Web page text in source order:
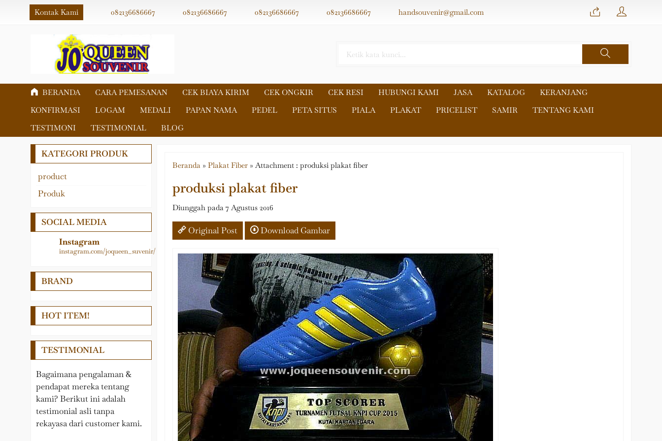
Kontak Kami 082136686667 082136686667 082136686667 082136686667 handsouvenir@gmail.com
BERANDA CARA PEMESANAN CEK BIAYA KIRIM CEK ONGKIR CEK RESI HUBUNGI KAMI JASA KATALOG
KERANJANG
KONFIRMASI
LOGAM MEDALI PAPAN NAMA PEDEL PETA SITUS PIALA PLAKAT PRICELIST SAMIR
TENTANG KAMI
TESTIMONI
TESTIMONIAL BLOG
Beranda »Plakat Fiber » Attachment : produksi plakat fiber
produksi plakat fiber
Diunggah pada 7 Agustus 2016
Original Post Download Gambar
KATEGORI PRODUK
product
Akrilik
Logam
LAIN – LAIN
PEDEL
Nama Meja
Pin, Gantungan kunci,
Plakat Kayu
Tropy
Produk
Medali
Papan Nama
Piala
Plakat
Samir
SOCIAL MEDIA
Instagram
instagram.com/joqueen_suvenir/
BRAND
HOT ITEM!
TESTIMONIAL
Bagaimana pengalaman &
pendapat mereka tentang
kami? Berikut ini adalah
testimonial asli tanpa
rekayasa dari customer kami.